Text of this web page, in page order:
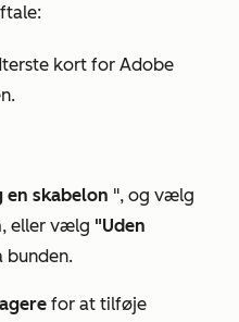
kort for Adobe
.
en skabelon ", og vælg
, eller vælg "Uden
bunden.
for at tilføje